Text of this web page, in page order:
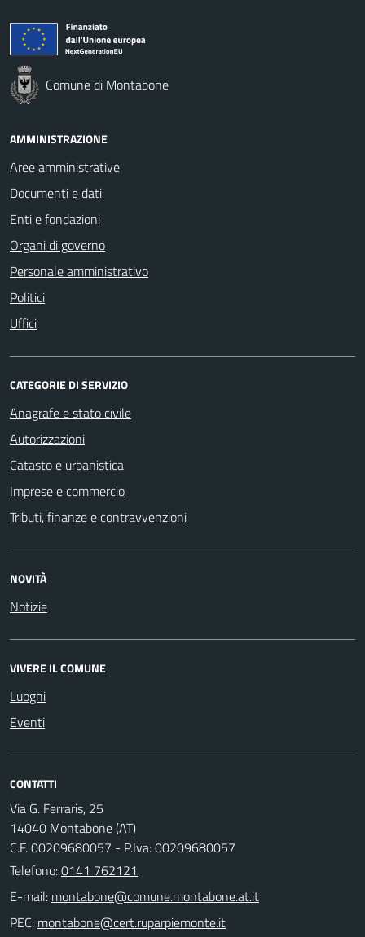
Comune di Montabone
AMMINISTRAZIONE
Aree amministrative
Documenti e dati
Enti e fondazioni
Organi di governo
Personale amministrativo
Politici
Uffici
CATEGORIE DI SERVIZIO
Anagrafe e stato civile
Autorizzazioni
Catasto e urbanistica
Imprese e commercio
Tributi, finanze e contravvenzioni
NOVITÀ
Notizie
VIVERE IL COMUNE
Luoghi
Eventi
CONTATTI
Via G. Ferraris, 25
14040 Montabone (AT)
C.F. 00209680057 - P.Iva: 00209680057
Telefono:0141 762121
E-mail:
PEC: